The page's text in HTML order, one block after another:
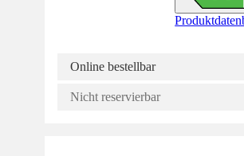
Online bestellbar
Nicht reservierbar